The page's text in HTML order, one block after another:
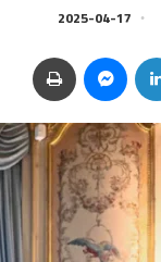
2025-04-17